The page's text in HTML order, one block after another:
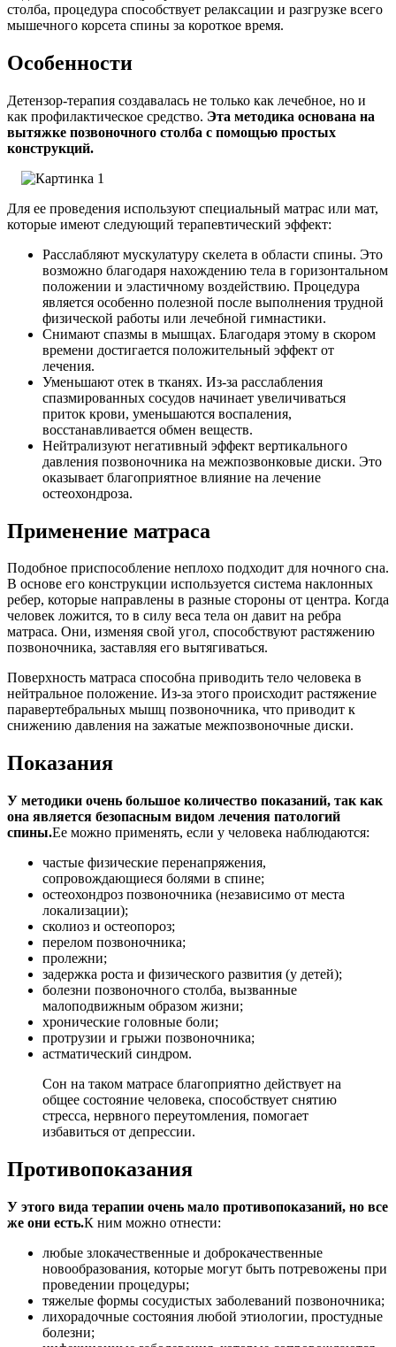
столба, процедура способствует релаксации и разгрузке всего
мышечного корсета спины за короткое время.
Особенности
Детензор-терапия создавалась не только как лечебное, но и
как профилактическое средство. Эта методика основана на
вытяжке позвоночного столба с помощью простых
конструкций.
Для ее проведения используют специальный матрас или мат,
которые имеют следующий терапевтический эффект:
Расслабляют мускулатуру скелета в области спины. Это
возможно благодаря нахождению тела в горизонтальном
положении и эластичному воздействию. Процедура
является особенно полезной после выполнения трудной
физической работы или лечебной гимнастики.
Снимают спазмы в мышцах. Благодаря этому в скором
времени достигается положительный эффект от
лечения.
Уменьшают отек в тканях. Из-за расслабления
спазмированных сосудов начинает увеличиваться
приток крови, уменьшаются воспаления,
восстанавливается обмен веществ.
Нейтрализуют негативный эффект вертикального
давления позвоночника на межпозвонковые диски. Это
оказывает благоприятное влияние на лечение
остеохондроза.
Применение матраса
Подобное приспособление неплохо подходит для ночного сна.
В основе его конструкции используется система наклонных
ребер, которые направлены в разные стороны от центра. Когда
человек ложится, то в силу веса тела он давит на ребра
матраса. Они, изменяя свой угол, способствуют растяжению
позвоночника, заставляя его вытягиваться.
Поверхность матраса способна приводить тело человека в
нейтральное положение. Из-за этого происходит растяжение
паравертебральных мышц позвоночника, что приводит к
снижению давления на зажатые межпозвоночные диски.
Показания
У методики очень большое количество показаний, так как
она является безопасным видом лечения патологий
спины.Ее можно применять, если у человека наблюдаются:
частые физические перенапряжения,
сопровождающиеся болями в спине;
остеохондроз позвоночника (независимо от места
локализации);
сколиоз и остеопороз;
перелом позвоночника;
пролежни;
задержка роста и физического развития (у детей);
болезни позвоночного столба, вызванные
малоподвижным образом жизни;
хронические головные боли;
протрузии и грыжи позвоночника;
астматический синдром.
Сон на таком матрасе благоприятно действует на
общее состояние человека, способствует снятию
стресса, нервного переутомления, помогает
избавиться от депрессии.
Противопоказания
У этого вида терапии очень мало противопоказаний, но все
же они есть.К ним можно отнести:
любые злокачественные и доброкачественные
новообразования, которые могут быть потревожены при
проведении процедуры;
тяжелые формы сосудистых заболеваний позвоночника;
лихорадочные состояния любой этиологии, простудные
болезни;